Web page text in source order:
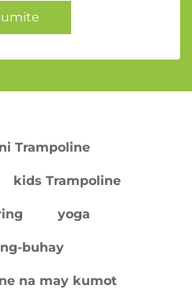
Trampoline
kids Trampoline
yoga
buhay
na may kumot